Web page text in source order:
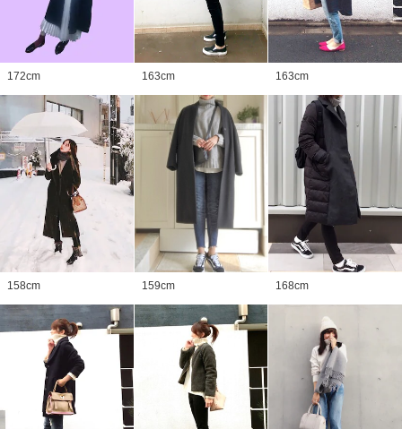
172cm 163cm 163cm
158cm 159cm 168cm